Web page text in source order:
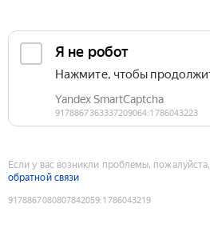
Если у вас возникли проблемы,
обратной связи
9178867080807842059:1786043219